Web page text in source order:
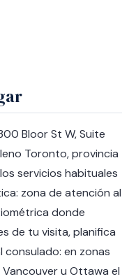
Bloor St W, Suite
Toronto, provincia
servicios habituales
zona de atención al
donde
de tu visita, planifica
en zonas
u Ottawa el